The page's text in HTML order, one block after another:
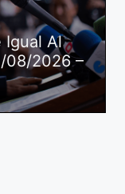
Igual Al
08/2026 –